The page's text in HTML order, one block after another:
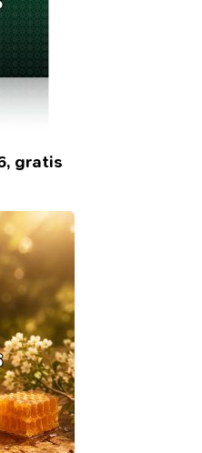
gratis